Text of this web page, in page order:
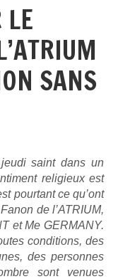
LE
SANS
saint dans un
religieux est
pourtant ce qu’ont
de l’ATRIUM,
et Me GERMANY.
conditions, des
des personnes
sont venues